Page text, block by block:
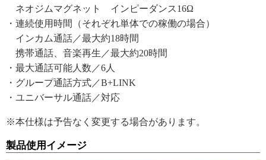
ネオジムマグネット インピーダンス16Ω
・連続使用時間（それぞれ単体での稼働の場合）
インカム通話／最大約18時間
携帯通話、音楽再生／最大約20時間
・最大通話可能人数／6人
・グループ通話方式／B+LINK
・ユニバーサル通話／対応
※本仕様は予告なく変更する場合があります。
製品使用イメージ